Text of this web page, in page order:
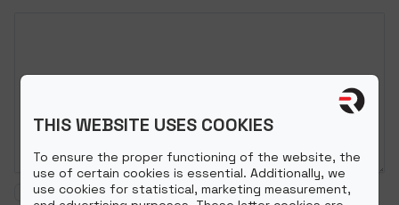
Elfogadom azAdatkezelési szabályzatot.
THIS WEBSITE USES COOKIES
To ensure the proper functioning of the website, the
use of certain cookies is essential. Additionally, we
use cookies for statistical, marketing measurement,